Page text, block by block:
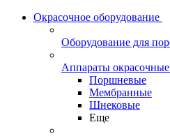
Окрасочное оборудование
Оборудование для
Аппараты окрасочные
Поршневые
Мембранные
Шнековые
Еще